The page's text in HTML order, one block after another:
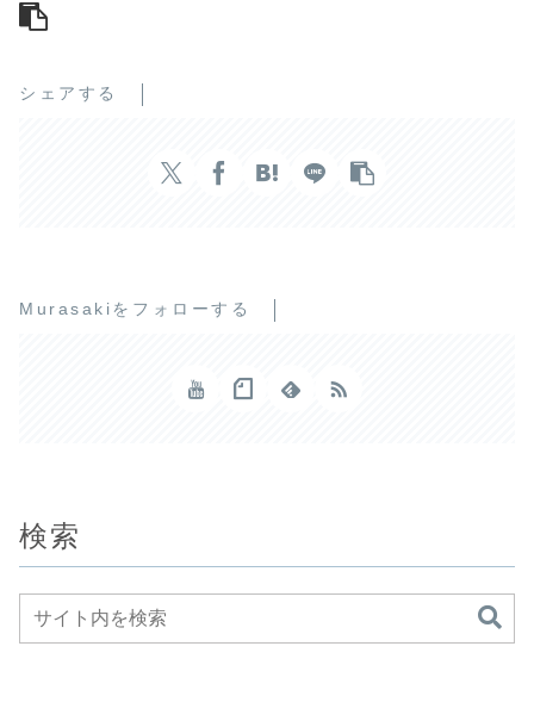
シェアする
Murasakiをフォローする
検索